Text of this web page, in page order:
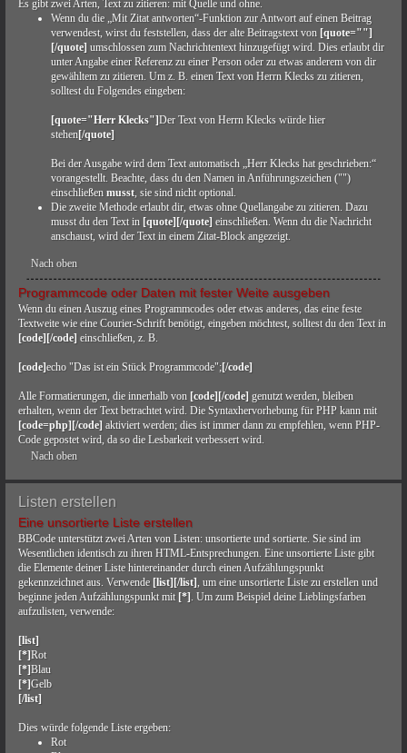
Es gibt zwei Arten, Text zu zitieren: mit Quelle und ohne.
Wenn du die „Mit Zitat antworten“-Funktion zur Antwort auf einen Beitrag
verwendest, wirst du feststellen, dass der alte Beitragstext von [quote=""]
[/quote] umschlossen zum Nachrichtentext hinzugefügt wird. Dies erlaubt dir
unter Angabe einer Referenz zu einer Person oder zu etwas anderem von dir
gewähltem zu zitieren. Um z. B. einen Text von Herrn Klecks zu zitieren,
solltest du Folgendes eingeben:
[quote="Herr Klecks"]Der Text von Herrn Klecks würde hier
stehen[/quote]
Bei der Ausgabe wird dem Text automatisch „Herr Klecks hat geschrieben:“
vorangestellt. Beachte, dass du den Namen in Anführungszeichen ("")
einschließen musst, sie sind nicht optional.
Die zweite Methode erlaubt dir, etwas ohne Quellangabe zu zitieren. Dazu
musst du den Text in [quote][/quote] einschließen. Wenn du die Nachricht
anschaust, wird der Text in einem Zitat-Block angezeigt.
Nach oben
Programmcode oder Daten mit fester Weite ausgeben
Wenn du einen Auszug eines Programmcodes oder etwas anderes, das eine feste
Textweite wie eine Courier-Schrift benötigt, eingeben möchtest, solltest du den Text in
[code][/code] einschließen, z. B.
[code]echo "Das ist ein Stück Programmcode";[/code]
Alle Formatierungen, die innerhalb von [code][/code] genutzt werden, bleiben
erhalten, wenn der Text betrachtet wird. Die Syntaxhervorhebung für PHP kann mit
[code=php][/code] aktiviert werden; dies ist immer dann zu empfehlen, wenn PHP-
Code gepostet wird, da so die Lesbarkeit verbessert wird.
Nach oben
Listen erstellen
Eine unsortierte Liste erstellen
BBCode unterstützt zwei Arten von Listen: unsortierte und sortierte. Sie sind im
Wesentlichen identisch zu ihren HTML-Entsprechungen. Eine unsortierte Liste gibt
die Elemente deiner Liste hintereinander durch einen Aufzählungspunkt
gekennzeichnet aus. Verwende [list][/list], um eine unsortierte Liste zu erstellen und
beginne jeden Aufzählungspunkt mit [*] . Um zum Beispiel deine Lieblingsfarben
aufzulisten, verwende:
[list]
[*]Rot
[*]Blau
[*]Gelb
[/list]
Dies würde folgende Liste ergeben:
Rot